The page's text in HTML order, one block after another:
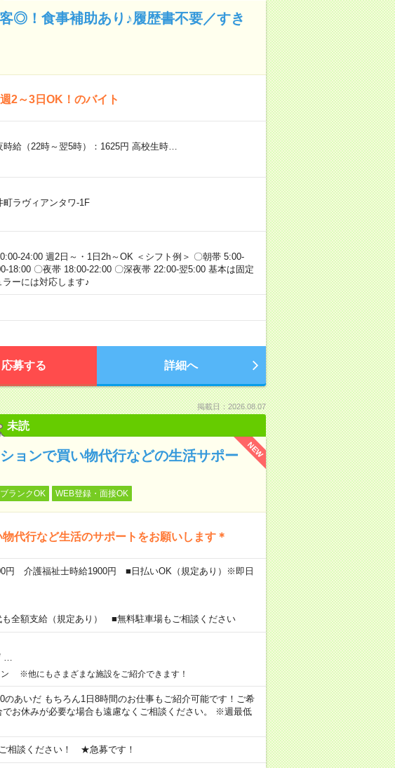
◎！食事補助あり♪履歴書不要／すき
2～3日OK！のバイト
給（22時～翌5時）：1625円 高校生時…
ラヴィアンタワ-1F
24:00 週2日～・1日2h～OK ＜シフト例＞ 〇朝帯 5:00-
18:00 〇夜帯 18:00-22:00 〇深夜帯 22:00-翌5:00 基本は固定
ーには対応します♪
応募する 詳細へ
掲載日：2026.08.07
未読
NEW
ョンで買い物代行などの生活サポー
ブランクOK WEB登録・面接OK
代行など生活のサポートをお願いします＊
円 介護福祉士時給1900円 ■日払いOK（規定あり）※即日
全額支給（規定あり） ■無料駐車場もご相談ください
ン ※他にもさまざまな施設をご紹介できます！
あいだ もちろん1日8時間のお仕事もご紹介可能です！ご希
お休みが必要な場合も遠慮なくご相談ください。 ※週最低
相談ください！ ★急募です！